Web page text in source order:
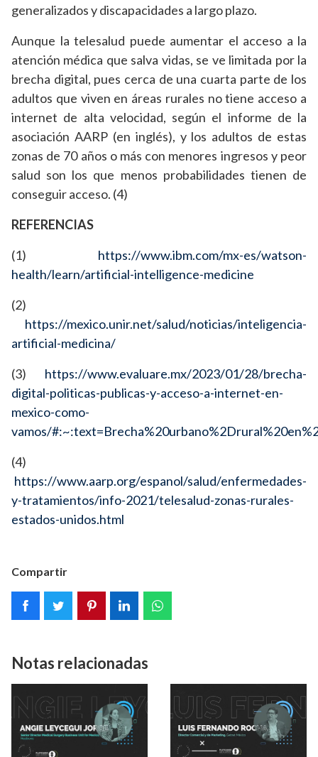
generalizados y discapacidades a largo plazo.
Aunque la telesalud puede aumentar el acceso a la
atención médica que salva vidas, se ve limitada por la
brecha digital, pues cerca de una cuarta parte de los
adultos que viven en áreas rurales no tiene acceso a
internet de alta velocidad, según el informe de la
asociación AARP (en inglés), y los adultos de estas
zonas de 70 años o más con menores ingresos y peor
salud son los que menos probabilidades tienen de
conseguir acceso. (4)
REFERENCIAS
(1)
https://www.ibm.com/mx-es/watson-
health/learn/artificial-intelligence-medicine
(2)
https://mexico.unir.net/salud/noticias/inteligencia-
artificial-medicina/
(3)
https://www.evaluare.mx/2023/01/28/brecha-
digital-politicas-publicas-y-acceso-a-internet-en-
mexico-como-
vamos/
(4)
https://www.aarp.org/espanol/salud/enfermedades-
y-tratamientos/info-2021/telesalud-zonas-rurales-
estados-unidos.html
Compartir
Notas relacionadas